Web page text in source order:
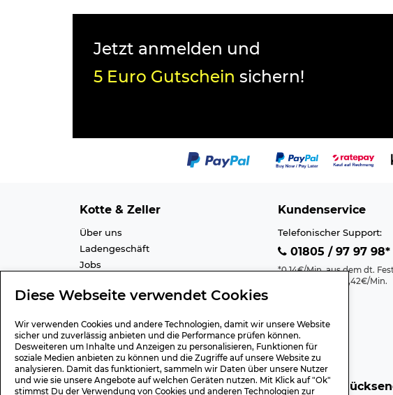
Diese Webseite verwendet Cookies
Wir verwenden Cookies und andere Technologien, damit wir unsere Website
sicher und zuverlässig anbieten und die Performance prüfen können.
Desweiteren um Inhalte und Anzeigen zu personalisieren, Funktionen für
soziale Medien anbieten zu können und die Zugriffe auf unsere Website zu
analysieren. Damit das funktioniert, sammeln wir Daten über unsere Nutzer
und wie sie unsere Angebote auf welchen Geräten nutzen. Mit Klick auf "Ok"
stimmst Du der Verwendung von Cookies und anderen Technologien zur
Jetzt anmelden und
5 Euro Gutschein sichern!
Kotte & Zeller
Über uns
Ladengeschäft
Jobs
Datenschutz
Impressum
Kundenservice
Telefonischer Support:
01805 / 97 97 98*
*0,14€/Min. aus dem dt.
Mobilfunk max. 0,42€/Min.
Lexikon A-Z
Geschenk-Gutscheine Versand &